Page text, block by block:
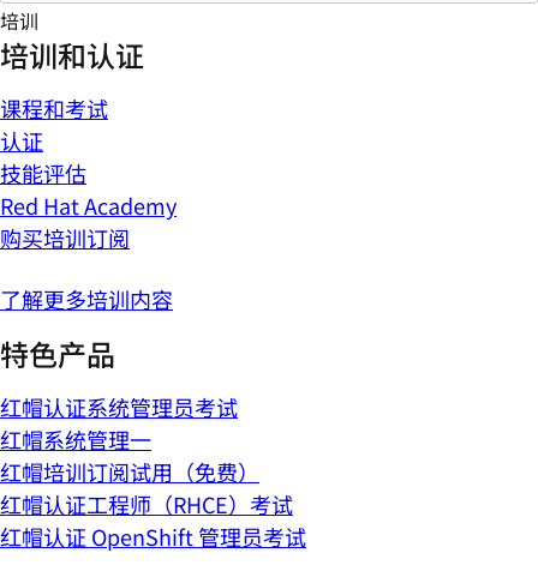
培训
培训和认证
课程和考试
认证
技能评估
Red Hat Academy
购买培训订阅
了解更多培训内容
特色产品
红帽认证系统管理员考试
红帽系统管理一
红帽培训订阅试用（免费）
红帽认证工程师（RHCE）考试
红帽认证 OpenShift 管理员考试